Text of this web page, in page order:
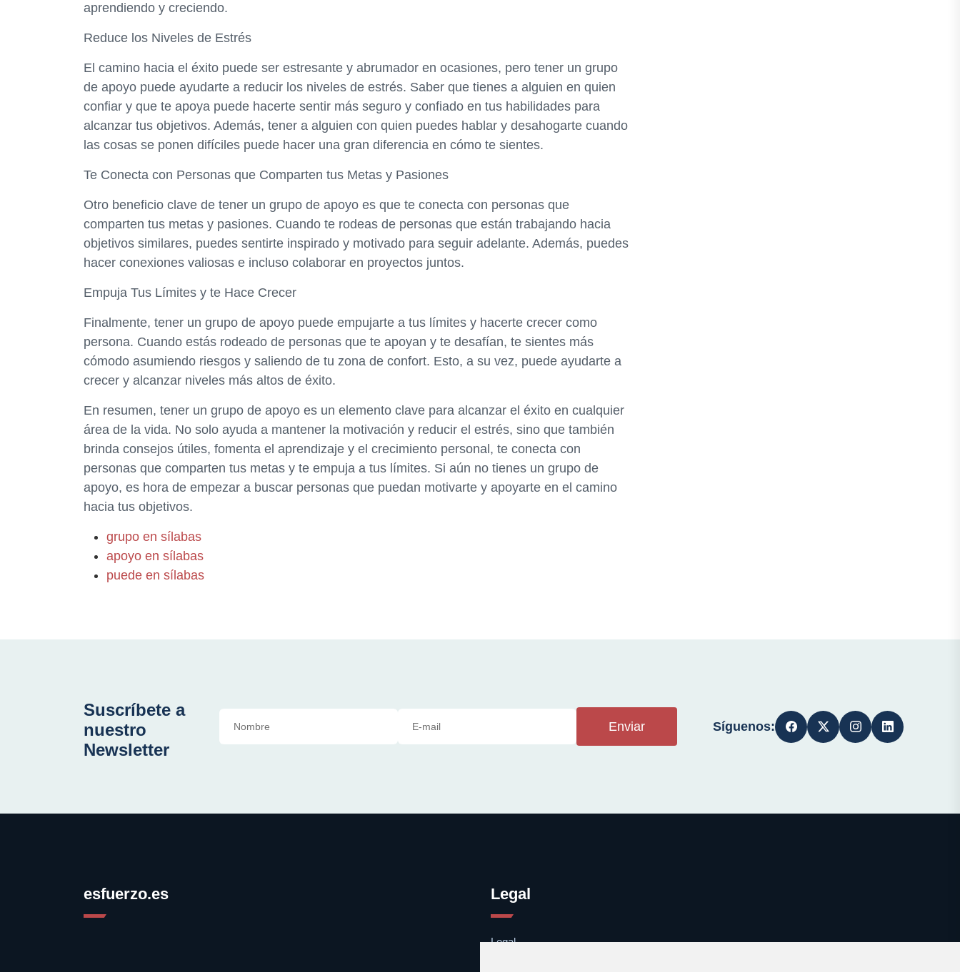
aprendiendo y creciendo.
Reduce los Niveles de Estrés
El camino hacia el éxito puede ser estresante y abrumador en ocasiones, pero tener un grupo
de apoyo puede ayudarte a reducir los niveles de estrés. Saber que tienes a alguien en quien
confiar y que te apoya puede hacerte sentir más seguro y confiado en tus habilidades para
alcanzar tus objetivos. Además, tener a alguien con quien puedes hablar y desahogarte cuando
las cosas se ponen difíciles puede hacer una gran diferencia en cómo te sientes.
Te Conecta con Personas que Comparten tus Metas y Pasiones
Otro beneficio clave de tener un grupo de apoyo es que te conecta con personas que
comparten tus metas y pasiones. Cuando te rodeas de personas que están trabajando hacia
objetivos similares, puedes sentirte inspirado y motivado para seguir adelante. Además, puedes
hacer conexiones valiosas e incluso colaborar en proyectos juntos.
Empuja Tus Límites y te Hace Crecer
Finalmente, tener un grupo de apoyo puede empujarte a tus límites y hacerte crecer como
persona. Cuando estás rodeado de personas que te apoyan y te desafían, te sientes más
cómodo asumiendo riesgos y saliendo de tu zona de confort. Esto, a su vez, puede ayudarte a
crecer y alcanzar niveles más altos de éxito.
En resumen, tener un grupo de apoyo es un elemento clave para alcanzar el éxito en cualquier
área de la vida. No solo ayuda a mantener la motivación y reducir el estrés, sino que también
brinda consejos útiles, fomenta el aprendizaje y el crecimiento personal, te conecta con
personas que comparten tus metas y te empuja a tus límites. Si aún no tienes un grupo de
apoyo, es hora de empezar a buscar personas que puedan motivarte y apoyarte en el camino
hacia tus objetivos.
grupo en sílabas
apoyo en sílabas
puede en sílabas
Suscríbete a
nuestro
Newsletter
Enviar Síguenos:
esfuerzo.es Legal
Legal